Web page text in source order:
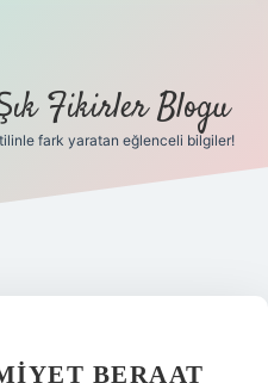
Fikirler Blogu
fark yaratan eğlenceli bilgiler!
BERAAT